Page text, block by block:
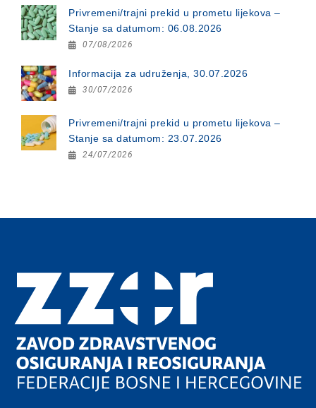
Privremeni/trajni prekid u prometu lijekova –
Stanje sa datumom: 06.08.2026
07/08/2026
Informacija za udruženja, 30.07.2026
30/07/2026
Privremeni/trajni prekid u prometu lijekova –
Stanje sa datumom: 23.07.2026
24/07/2026